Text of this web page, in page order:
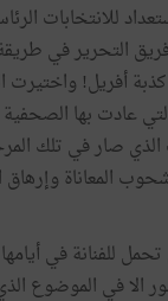
العام 1988 في غمرة
فريق التحرير في
أفريل! واختيرت
عادت بها
الذي صار في تلك
المعاناة
للفنانة في
في الموضوع